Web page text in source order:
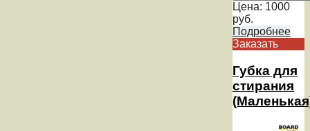
Цена: 1000
руб.
Подробнее
Заказать
Губка для
стирания